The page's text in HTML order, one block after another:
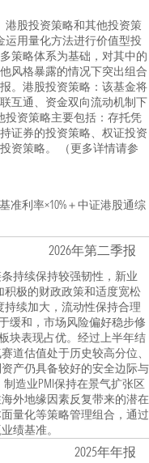
港股投资策略和其他投资策
运用量化方法进行价值型投
策略体系为基础，对其中的
风格暴露的情况下突出组合
。港股投资策略：该基金将
互通、资金双向流动机制下
投资策略主要包括：存托凭
证券的投资策略、权证投资
资策略。 （更多详情请参
准利率×10%＋中证港股通综
2026年第二季报
持续保持较强韧性，新业
极的财政政策和适度宽松
续加大，流动性保持合理
缓和，市场风险偏好稳步修
块表现占优。经过上半年结
道估值处于历史较高分位、
产仍具备较好的安全边际与
造业PMI保持在景气扩张区
外地缘因素反复带来的潜在
量化等策略管理组合，通过
绩基准。
2025年年报